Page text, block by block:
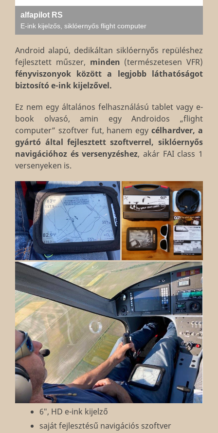
alfapilot RS
E-ink kijelzős, siklóernyős flight computer
Android alapú, dedikáltan siklóernyős repüléshez
fejlesztett műszer, minden (természetesen VFR)
fényviszonyok között a legjobb láthatóságot
biztosító e-ink kijelzővel.
Ez nem egy általános felhasználású tablet vagy e-
book olvasó, amin egy Androidos „flight
computer” szoftver fut, hanem egy célhardver, a
gyártó által fejlesztett szoftverrel, siklóernyős
navigációhoz és versenyzéshez, akár FAI class 1
versenyeken is.
6″, HD e-ink kijelző
saját fejlesztésű navigációs szoftver